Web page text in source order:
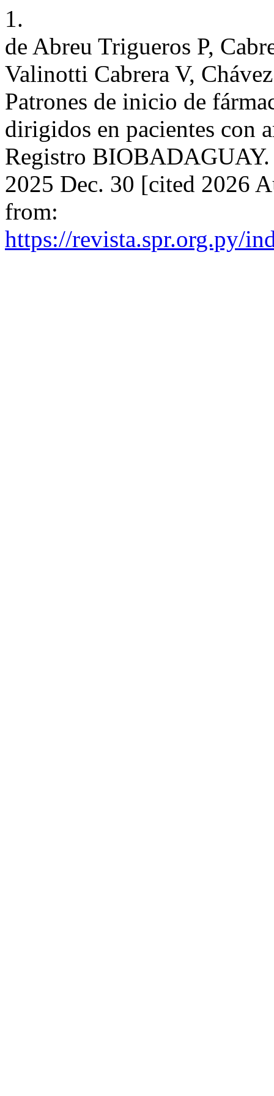
1.
de Abreu Trigueros P,
Valinotti Cabrera V,
Patrones de inicio de
dirigidos en pacientes con
Registro
2025 Dec. 30 [cited 2026
from:
https://revista.spr.org.py/